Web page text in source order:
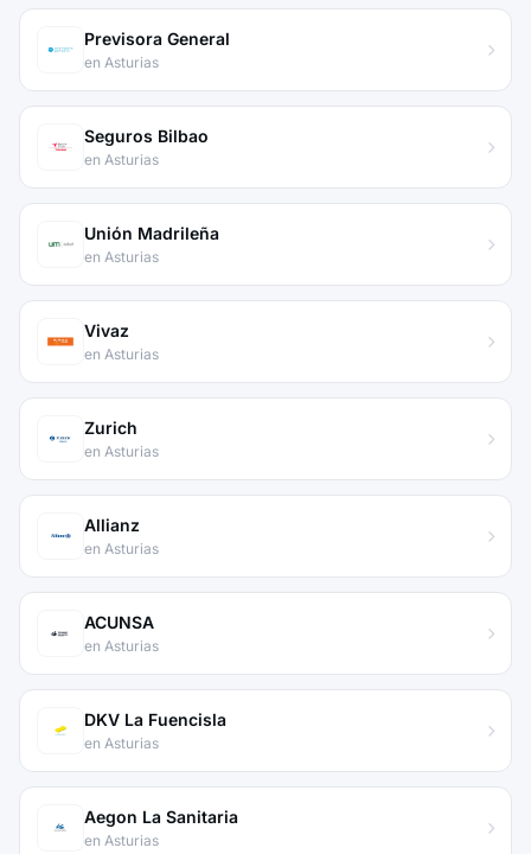
Previsora General
en Asturias
Seguros Bilbao
en Asturias
Unión Madrileña
en Asturias
Vivaz
en Asturias
Zurich
en Asturias
Allianz
en Asturias
ACUNSA
en Asturias
DKV La Fuencisla
en Asturias
Aegon La Sanitaria
en Asturias